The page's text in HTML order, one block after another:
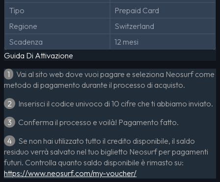
Tipo
Prepaid Card
Regione
Switzerland
Scadenza
12 mesi
Guida Di Attivazione
1
Vai al sito web dove vuoi pagare e seleziona Neosurf come
metodo di pagamento durante il processo di acquisto.
2
Inserisci il codice univoco di 10 cifre che ti abbiamo inviato.
3
Conferma il processo e voilà! Pagamento fatto.
4
Se non hai utilizzato tutto il credito disponibile, il saldo
residuo verrà salvato nel tuo biglietto Neosurf per pagamenti
futuri. Controlla quanto saldo disponibile è rimasto su:
https://www.neosurf.com/my-voucher/